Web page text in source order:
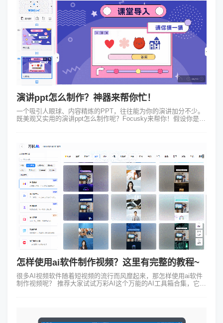
演讲ppt怎么制作？神器来帮你忙！
一个吸引人眼球、内容精炼的PPT，往往能为你的演讲加分不少。
既美观又实用的演讲ppt怎么制作呢？Focusky来帮你！假设你是一
怎样使用ai软件制作视频？这里有完整的教程~
很多AI视频软件随着短视频的流行而风靡起来，那怎样使用ai软件
制作视频呢？ 推荐大家试试万彩AI这个万能的AI工具箱合集，它里